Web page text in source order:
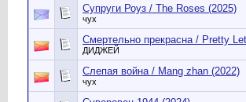
Супруги Роуз / The Roses (2025)
чух
Смертельно прекрасна / Pretty
ДИДЖЕЙ
Слепая война / Mang zhan (2022)
чух